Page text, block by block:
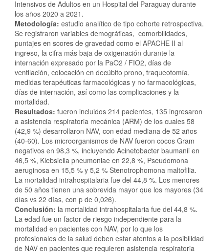
Intensivos de Adultos en un Hospital del Paraguay durante
los años 2020 a 2021.
Metodología: estudio analítico de tipo cohorte retrospectiva.
Se registraron variables demográficas, comorbilidades,
puntajes en scores de gravedad como el APACHE II al
ingreso, la cifra más baja de oxigenación durante la
internación expresado por la PaO2 / FIO2, días de
ventilación, colocación en decúbito prono, traqueotomía,
medidas terapéuticas farmacológicas y no farmacológicas,
días de internación, así como las complicaciones y la
mortalidad.
Resultados: fueron incluidos 214 pacientes, 135 ingresaron
a asistencia respiratoria mecánica (ARM) de los cuales 58
(42,9 %) desarrollaron NAV, con edad mediana de 52 años
(40-60). Los microorganismos de NAV fueron cocos Gram
negativos en 98,3 %, incluyendo Acinetobacter baumanii en
46,5 %, Klebsiella pneumoniae en 22,8 %, Pseudomona
aeruginosa en 15,5 % y 5,2 % Stenotrophomona maltofilia.
La mortalidad intrahospitalaria fue del 44,8 %. Los menores
de 50 años tienen una sobrevida mayor que los mayores (34
días vs 22 días, con p de 0,026).
Conclusión: la mortalidad intrahospitalaria fue del 44,8 %.
La edad fue un factor de riesgo independiente para la
mortalidad en pacientes con NAV, por lo que los
profesionales de la salud deben estar atentos a la posibilidad
de NAV en pacientes que requieren asistencia respiratoria